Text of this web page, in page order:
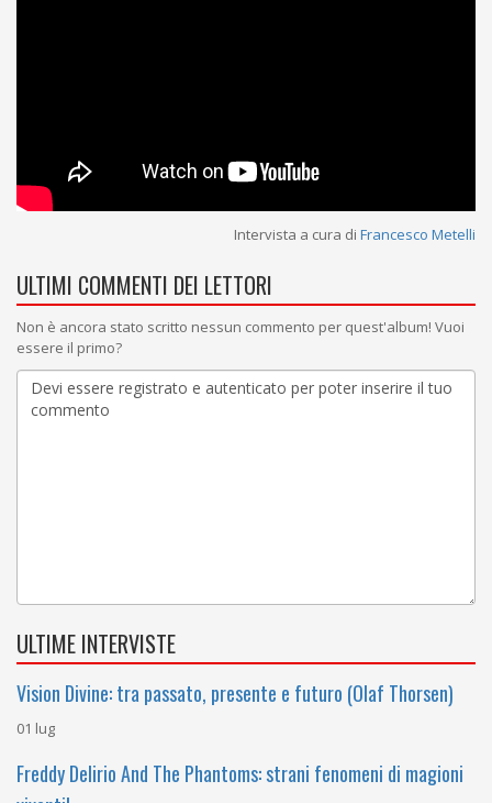
Intervista a cura di Francesco Metelli
ULTIMI COMMENTI DEI LETTORI
Non è ancora stato scritto nessun commento per quest'album! Vuoi
essere il primo?
ULTIME INTERVISTE
Vision Divine: tra passato, presente e futuro (Olaf Thorsen)
01 lug
Freddy Delirio And The Phantoms: strani fenomeni di magioni